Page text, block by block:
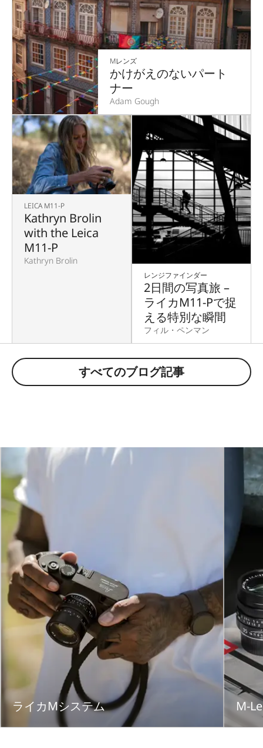
Mレンズ
かけがえのないパート
ナー
Adam Gough
LEICA M11-P
Kathryn Brolin
with the Leica
M11-P
Kathryn Brolin
レンジファインダー
2日間の写真旅 –
ライカM11-Pで捉
える特別な瞬間
フィル・ペンマン
すべてのブログ記事
ライカMシステム M-